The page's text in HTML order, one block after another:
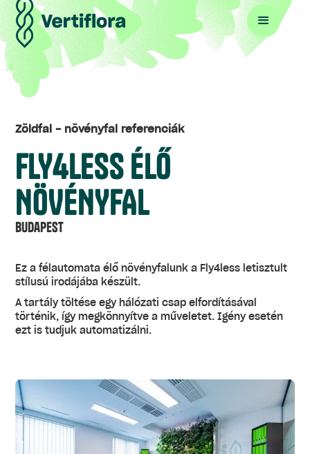
Zöldfal - növényfal referenciák
FLY4LESS ÉLŐ
NÖVÉNYFAL
Budapest
Ez a félautomata élő növényfalunk a Fly4less letisztult
stílusú irodájába készült.
A tartály töltése egy hálózati csap elfordításával
történik, így megkönnyítve a műveletet. Igény esetén
ezt is tudjuk automatizálni.